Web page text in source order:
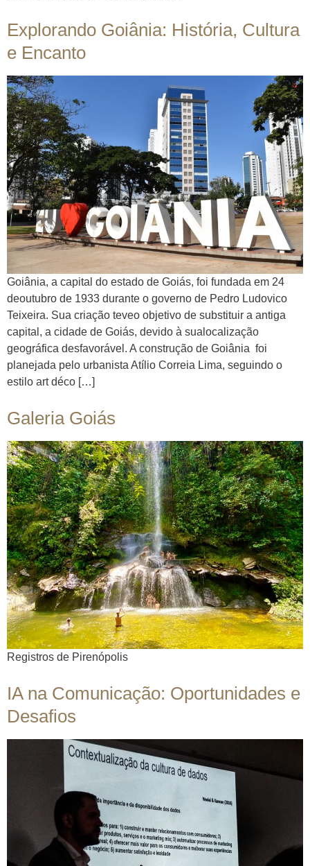
Explorando Goiânia: História, Cultura
e Encanto
Goiânia, a capital do estado de Goiás, foi fundada em 24
deoutubro de 1933 durante o governo de Pedro Ludovico
Teixeira. Sua criação teveo objetivo de substituir a antiga
capital, a cidade de Goiás, devido à sualocalização
geográfica desfavorável. A construção de Goiânia foi
planejada pelo urbanista Atílio Correia Lima, seguindo o
estilo art déco […]
Galeria Goiás
Registros de Pirenópolis
IA na Comunicação: Oportunidades e
Desafios